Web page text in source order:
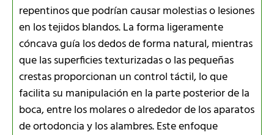
repentinos que podrían causar molestias o lesiones
en los tejidos blandos. La forma ligeramente
cóncava guía los dedos de forma natural, mientras
que las superficies texturizadas o las pequeñas
crestas proporcionan un control táctil, lo que
facilita su manipulación en la parte posterior de la
boca, entre los molares o alrededor de los aparatos
de ortodoncia y los alambres. Este enfoque